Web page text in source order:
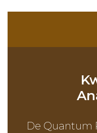
De Quantum